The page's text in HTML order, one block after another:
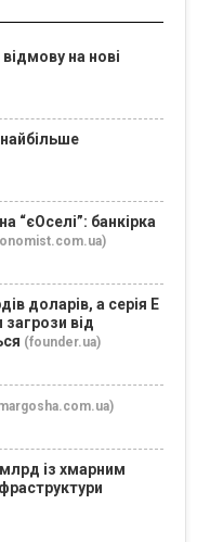
на нові
“єОселі”: банкірка
доларів, а серія E
загрози від
(founder.ua)
із хмарним